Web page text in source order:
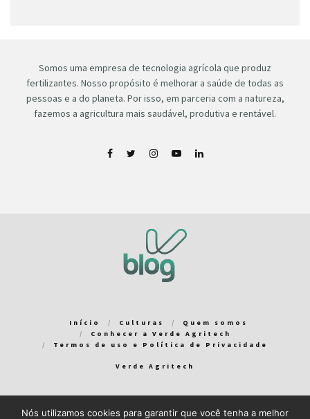
Somos uma empresa de tecnologia agrícola que produz
fertilizantes. Nosso propósito é melhorar a saúde de todas as
pessoas e a do planeta. Por isso, em parceria com a natureza,
fazemos a agricultura mais saudável, produtiva e rentável.
Início Culturas
Quem somos
Conhecer a Verde Agritech
Termos de uso e Política de Privacidade
Verde Agritech
Nós utilizamos cookies para garantir que você tenha a melhor